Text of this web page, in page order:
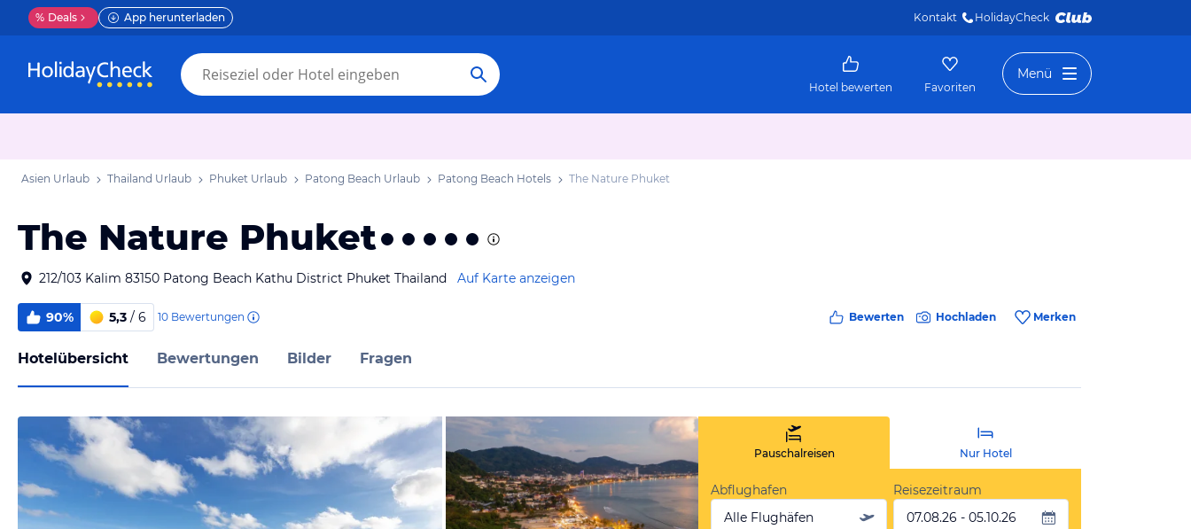
% Deals App herunterladen Kontakt HolidayCheck
Hotel bewerten Favoriten
Menü
Asien Urlaub Thailand Urlaub Phuket Urlaub Patong Beach Urlaub Patong Beach Hotels The Nature Phuket
The Nature Phuket
212/103 Kalim 83150 Patong Beach Kathu District Phuket Thailand Auf Karte anzeigen
90% 5,3 / 6 10 Bewertungen Bewerten Hochladen Merken
Hotelübersicht Bewertungen Bilder Fragen
Pauschalreisen Nur Hotel
Abflughafen
Alle Flughäfen
Reisezeitraum
07.08.26 - 05.10.26